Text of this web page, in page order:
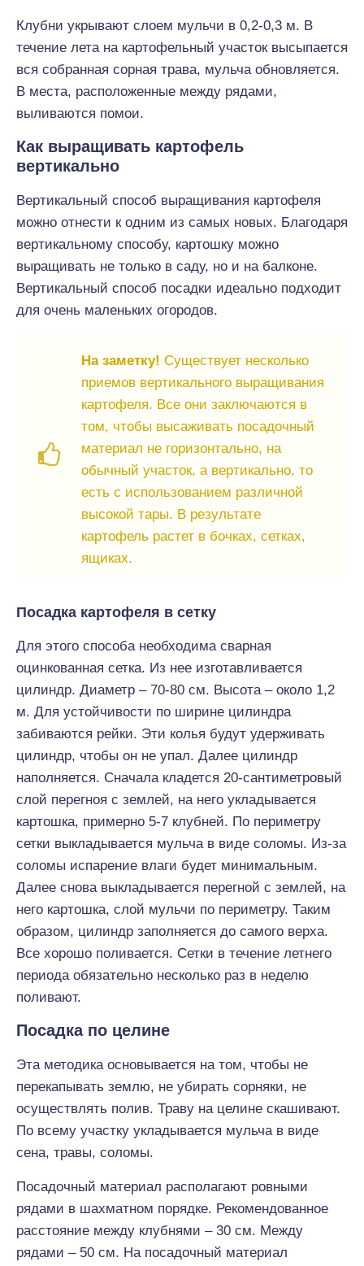
Клубни укрывают слоем мульчи в 0,2-0,3 м. В
течение лета на картофельный участок высыпается
вся собранная сорная трава, мульча обновляется.
В места, расположенные между рядами,
выливаются помои.
Как выращивать картофель
вертикально
Вертикальный способ выращивания картофеля
можно отнести к одним из самых новых. Благодаря
вертикальному способу, картошку можно
выращивать не только в саду, но и на балконе.
Вертикальный способ посадки идеально подходит
для очень маленьких огородов.
На заметку! Существует несколько
приемов вертикального выращивания
картофеля. Все они заключаются в
том, чтобы высаживать посадочный
материал не горизонтально, на
обычный участок, а вертикально, то
есть с использованием различной
высокой тары. В результате
картофель растет в бочках, сетках,
ящиках.
Посадка картофеля в сетку
Для этого способа необходима сварная
оцинкованная сетка. Из нее изготавливается
цилиндр. Диаметр – 70-80 см. Высота – около 1,2
м. Для устойчивости по ширине цилиндра
забиваются рейки. Эти колья будут удерживать
цилиндр, чтобы он не упал. Далее цилиндр
наполняется. Сначала кладется 20-сантиметровый
слой перегноя с землей, на него укладывается
картошка, примерно 5-7 клубней. По периметру
сетки выкладывается мульча в виде соломы. Из-за
соломы испарение влаги будет минимальным.
Далее снова выкладывается перегной с землей, на
него картошка, слой мульчи по периметру. Таким
образом, цилиндр заполняется до самого верха.
Все хорошо поливается. Сетки в течение летнего
периода обязательно несколько раз в неделю
поливают.
Посадка по целине
Эта методика основывается на том, чтобы не
перекапывать землю, не убирать сорняки, не
осуществлять полив. Траву на целине скашивают.
По всему участку укладывается мульча в виде
сена, травы, соломы.
Посадочный материал располагают ровными
рядами в шахматном порядке. Рекомендованное
расстояние между клубнями – 30 см. Между
рядами – 50 см. На посадочный материал